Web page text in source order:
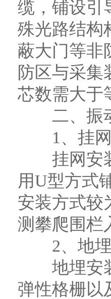
缆，铺设引
殊光路结构
蔽大门等非
防区与采集
芯数需大于
二、振动
1、挂网
挂网安装
用U型方式
安装方式较
测攀爬围栏
2、地埋
地埋安装
弹性格栅以